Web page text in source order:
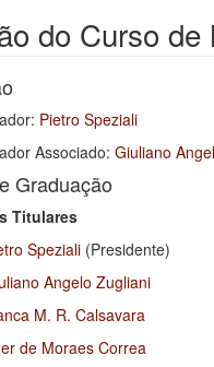
do Curso de
Pietro Speziali
Associado: Giuliano
Graduação
Titulares
Speziali (Presidente)
Angelo Zugliani
M. R. Calsavara
de Moraes Correa